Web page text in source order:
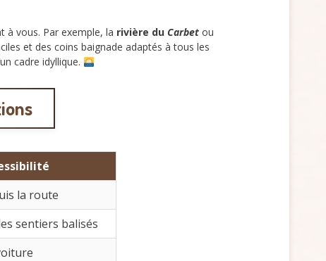
à vous. Par exemple, la rivière du Carbet ou
et des coins baignade adaptés à tous les
cadre idyllique.
la route
sentiers balisés